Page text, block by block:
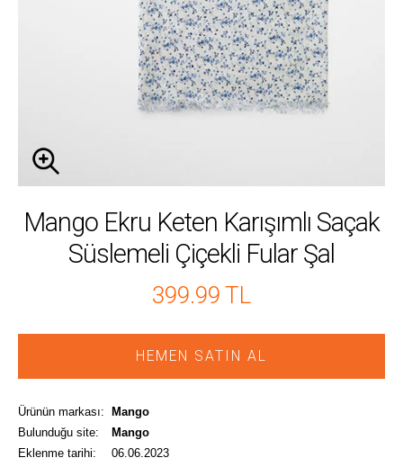
Mango Ekru Keten Karışımlı Saçak
Süslemeli Çiçekli Fular Şal
399.99 TL
HEMEN SATIN AL
Ürünün markası:
Mango
Bulunduğu site:
Mango
Eklenme tarihi:
06.06.2023